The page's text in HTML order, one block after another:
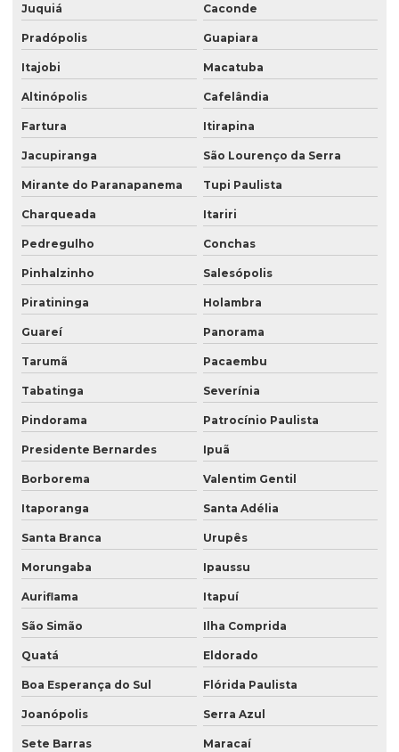
Juquiá Caconde
Pradópolis Guapiara
Itajobi Macatuba
Altinópolis Cafelândia
Fartura Itirapina
Jacupiranga São Lourenço da Serra
Mirante do Paranapanema Tupi Paulista
Charqueada Itariri
Pedregulho Conchas
Pinhalzinho Salesópolis
Piratininga Holambra
Guareí Panorama
Tarumã Pacaembu
Tabatinga Severínia
Pindorama Patrocínio Paulista
Presidente Bernardes Ipuã
Borborema Valentim Gentil
Itaporanga Santa Adélia
Santa Branca Urupês
Morungaba Ipaussu
Auriflama Itapuí
São Simão Ilha Comprida
Quatá Eldorado
Boa Esperança do Sul Flórida Paulista
Joanópolis Serra Azul
Sete Barras Maracaí